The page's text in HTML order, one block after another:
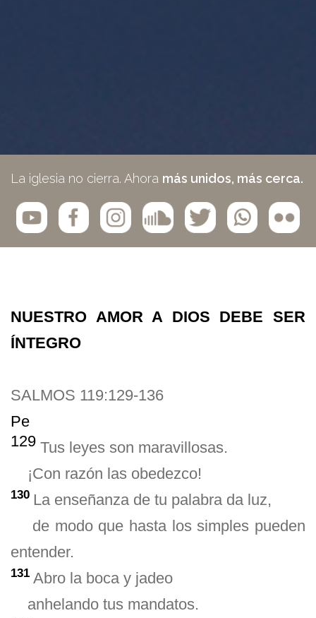
La iglesia no cierra. Ahora más unidos, más cerca.
NUESTRO AMOR A DIOS DEBE SER
ÍNTEGRO
SALMOS 119:129-136
Pe
129 Tus leyes son maravillosas.
¡Con razón las obedezco!
130 La enseñanza de tu palabra da luz,
de modo que hasta los simples pueden
entender.
131 Abro la boca y jadeo
anhelando tus mandatos.